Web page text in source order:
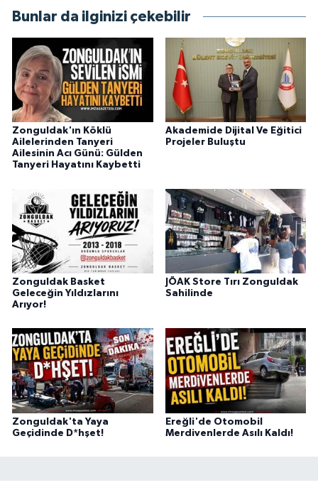
Bunlar da ilginizi çekebilir
Zonguldak'ın Köklü
Ailelerinden Tanyeri
Ailesinin Acı Günü: Gülden
Tanyeri Hayatını Kaybetti
Akademide Dijital Ve Eğitici
Projeler Buluştu
Zonguldak Basket
Geleceğin Yıldızlarını
Arıyor!
JÖAK Store Tırı Zonguldak
Sahilinde
Zonguldak'ta Yaya
Geçidinde D*hşet!
Ereğli'de Otomobil
Merdivenlerde Asılı Kaldı!